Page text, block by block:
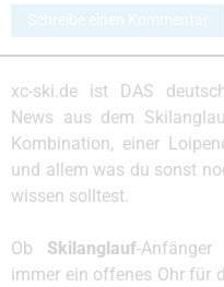
Schreibe einen Kommentar
xc-ski.de ist DAS
News aus dem
Kombination, einer
und allem was du sonst
wissen solltest.
Ob Skilanglauf-
immer ein offenes Ohr für